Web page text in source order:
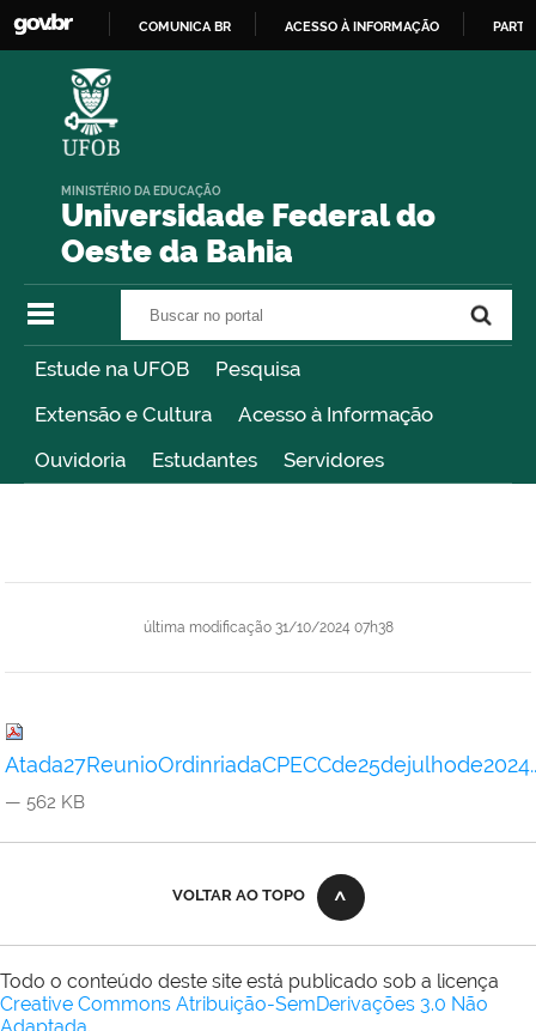
COMUNICA BR ACESSO À INFORMAÇÃO
Universidade Federal do
Oeste da Bahia
MINISTÉRIO DA EDUCAÇÃO
Estude na UFOB
Pesquisa
Extensão e Cultura
Acesso à Informação
Ouvidoria
Estudantes Servidores
última modificação31/10/2024 07h38
— 562 KB
VOLTAR AO TOPO
Todo o conteúdo deste site está publicado sob a licença
Creative Commons Atribuição-SemDerivações 3.0 Não
Adaptada.